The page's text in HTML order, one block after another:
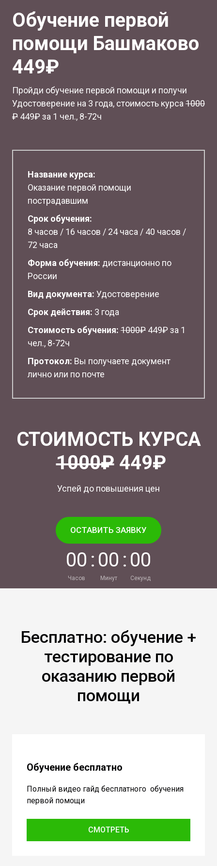
Обучение первой
помощи Башмаково
449₽
Пройди обучение первой помощи и получи
Удостоверение на 3 года, стоимость курса1000
₽ 449₽ за 1 чел., 8-72ч
Название курса:
Оказание первой помощи
пострадавшим
Срок обучения:
8 часов / 16 часов / 24 часа / 40 часов /
72 часа
Форма обучения: дистанционно по
России
Вид документа: Удостоверение
Срок действия: 3 года
Стоимость обучения: 1000₽ 449₽ за 1
чел., 8-72ч
Протокол: Вы получаете документ
лично или по почте
СТОИМОСТЬ КУРСА
1000₽449₽
Успей до повышения цен
ОСТАВИТЬ ЗАЯВКУ
00
Часов
: 00
Минут
: 00
Секунд
Бесплатно: обучение +
тестирование по
оказанию первой
помощи
Обучение бесплатно
Полный видео гайд бесплатного обучения
первой помощи
СМОТРЕТЬ